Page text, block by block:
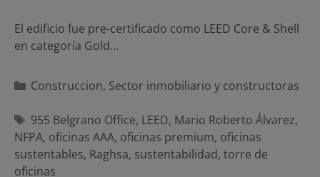
El edificio fue pre-certificado como LEED Core & Shell
en categoría Gold…
Categorías
Construccion, Sector inmobiliario y constructoras
Etiquetas
955 Belgrano Office, LEED, Mario Roberto Álvarez,
NFPA, oficinas AAA, oficinas premium, oficinas
sustentables, Raghsa, sustentabilidad, torre de
oficinas